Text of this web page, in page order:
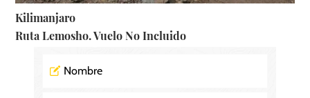
Kilimanjaro
Ruta Lemosho. Vuelo No Incluido